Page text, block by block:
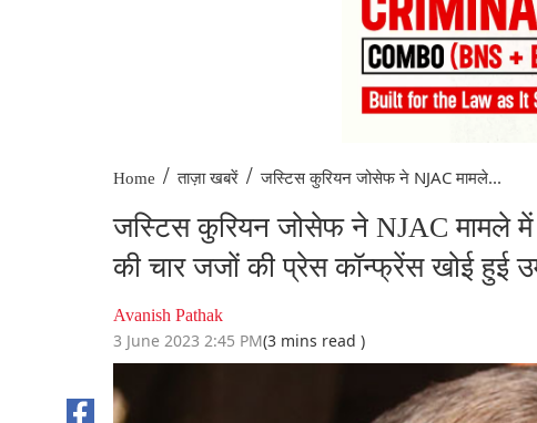
Home / ताज़ा खबरें / जस्टिस कुरियन जोसेफ ने NJAC मामले...
जस्टिस कुरियन जोसेफ ने NJAC मामले
की चार जजों की प्रेस कॉन्फ्रेंस खोई हुई
Avanish Pathak
3 June 2023 2:45 PM(3 mins read )